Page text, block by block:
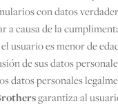
con datos
a causa de la
es menor de
de sus datos
datos personales
garantiza al